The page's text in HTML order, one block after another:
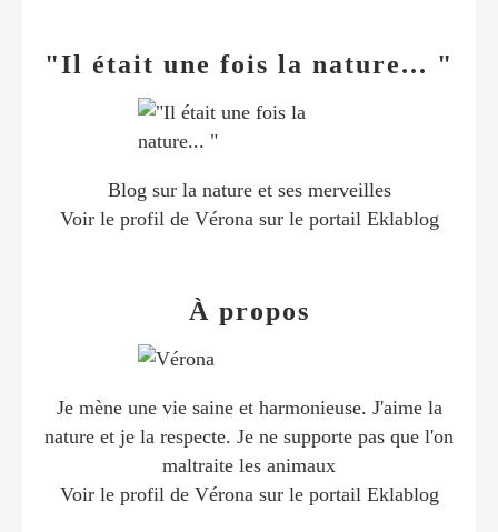
"Il était une fois la nature... "
Blog sur la nature et ses merveilles
Voir le profil de Vérona sur le portail Eklablog
À propos
Je mène une vie saine et harmonieuse. J'aime la
nature et je la respecte. Je ne supporte pas que l'on
maltraite les animaux
Voir le profil de Vérona sur le portail Eklablog